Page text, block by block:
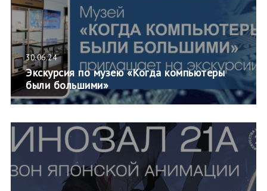
30.06.24
Экскурсия по музею «Когда компьютеры
были большими»